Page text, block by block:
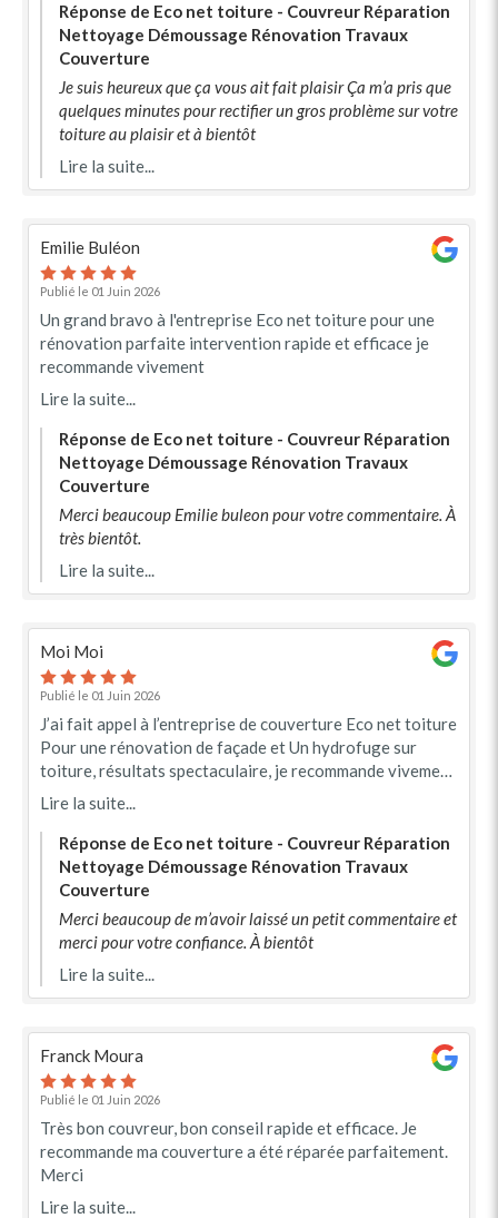
Réponse de Eco net toiture - Couvreur Réparation
Nettoyage Démoussage Rénovation Travaux
Couverture
Je suis heureux que ça vous ait fait plaisir Ça m’a pris que
quelques minutes pour rectifier un gros problème sur votre
toiture au plaisir et à bientôt
Lire la suite...
Emilie Buléon
Publié le 01 Juin 2026
Un grand bravo à l'entreprise Eco net toiture pour une
rénovation parfaite intervention rapide et efficace je
recommande vivement
Lire la suite...
Réponse de Eco net toiture - Couvreur Réparation
Nettoyage Démoussage Rénovation Travaux
Couverture
Merci beaucoup Emilie buleon pour votre commentaire. À
très bientôt.
Lire la suite...
Moi Moi
Publié le 01 Juin 2026
J’ai fait appel à l’entreprise de couverture Eco net toiture
Pour une rénovation de façade et Un hydrofuge sur
toiture, résultats spectaculaire, je recommande vivement
cette entreprise
Lire la suite...
Réponse de Eco net toiture - Couvreur Réparation
Nettoyage Démoussage Rénovation Travaux
Couverture
Merci beaucoup de m’avoir laissé un petit commentaire et
merci pour votre confiance. À bientôt
Lire la suite...
Franck Moura
Publié le 01 Juin 2026
Très bon couvreur, bon conseil rapide et efficace. Je
recommande ma couverture a été réparée parfaitement.
Merci
Lire la suite...